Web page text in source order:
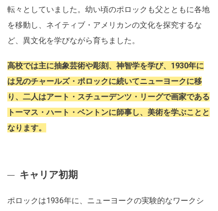
転々としていました。幼い頃のポロックも父とともに各地
を移動し、ネイティブ・アメリカンの文化を探究するな
ど、異文化を学びながら育ちました。
高校では主に抽象芸術や彫刻、神智学を学び、1930年に
は兄のチャールズ・ポロックに続いてニューヨークに移
り、二人はアート・スチューデンツ・リーグで画家である
トーマス・ハート・ベントンに師事し、美術を学ぶことと
なります。
キャリア初期
ポロックは1936年に、ニューヨークの実験的なワークシ